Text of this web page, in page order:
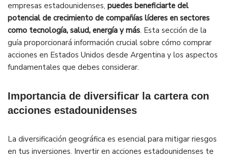
empresas estadounidenses, puedes beneficiarte del
potencial de crecimiento de compañías líderes en sectores
como tecnología, salud, energía y más. Esta sección de la
guía proporcionará información crucial sobre cómo comprar
acciones en Estados Unidos desde Argentina y los aspectos
fundamentales que debes considerar.
Importancia de diversificar la cartera con
acciones estadounidenses
La diversificación geográfica es esencial para mitigar riesgos
en tus inversiones. Invertir en acciones estadounidenses te